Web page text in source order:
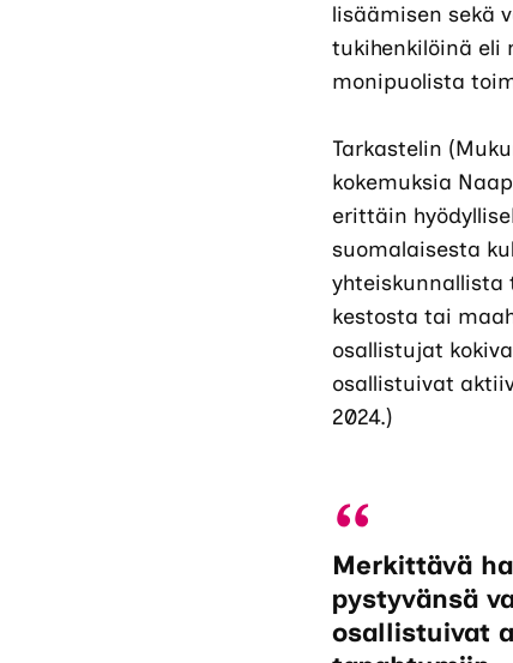
lisäämisen sekä
tukihenkilöinä eli
monipuolista
Tarkastelin
kokemuksia
erittäin
suomalaisesta
yhteiskunnallista
kestosta tai
osallistujat
osallistuivat
2024.)
Merkittävä
pystyvänsä
osallistuivat